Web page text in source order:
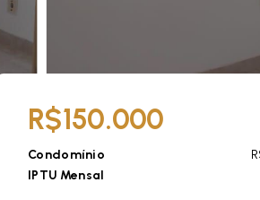
R$150.000
Condomínio
IPTU Mensal